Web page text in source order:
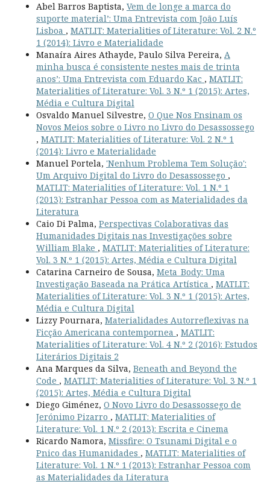
Abel Barros Baptista, Vem de longe a marca do
suporte material’: Uma Entrevista com João Luís
Lisboa , MATLIT: Materialities of Literature: Vol. 2 N.º
1 (2014): Livro e Materialidade
Manaíra Aires Athayde, Paulo Silva Pereira, A
minha busca é consistente nestes mais de trinta
anos’: Uma Entrevista com Eduardo Kac , MATLIT:
Materialities of Literature: Vol. 3 N.º 1 (2015): Artes,
Média e Cultura Digital
Osvaldo Manuel Silvestre, O Que Nos Ensinam os
Novos Meios sobre o Livro no Livro do Desassossego
, MATLIT: Materialities of Literature: Vol. 2 N.º 1
(2014): Livro e Materialidade
Manuel Portela, 'Nenhum Problema Tem Solução':
Um Arquivo Digital do Livro do Desassossego ,
MATLIT: Materialities of Literature: Vol. 1 N.º 1
(2013): Estranhar Pessoa com as Materialidades da
Literatura
Caio Di Palma, Perspectivas Colaborativas das
Humanidades Digitais nas Investigações sobre
William Blake , MATLIT: Materialities of Literature:
Vol. 3 N.º 1 (2015): Artes, Média e Cultura Digital
Catarina Carneiro de Sousa, Meta_Body: Uma
Investigação Baseada na Prática Artística , MATLIT:
Materialities of Literature: Vol. 3 N.º 1 (2015): Artes,
Média e Cultura Digital
Lizzy Pournara, Materialidades Autorreflexivas na
Ficção Americana contempornea , MATLIT:
Materialities of Literature: Vol. 4 N.º 2 (2016): Estudos
Literários Digitais 2
Ana Marques da Silva, Beneath and Beyond the
Code , MATLIT: Materialities of Literature: Vol. 3 N.º 1
(2015): Artes, Média e Cultura Digital
Diego Giménez, O Novo Livro do Desassossego de
Jerónimo Pizarro , MATLIT: Materialities of
Literature: Vol. 1 N.º 2 (2013): Escrita e Cinema
Ricardo Namora, Missfire: O Tsunami Digital e o
Pnico das Humanidades , MATLIT: Materialities of
Literature: Vol. 1 N.º 1 (2013): Estranhar Pessoa com
as Materialidades da Literatura